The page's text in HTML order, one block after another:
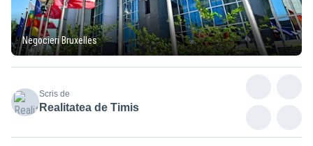
Negocieri Bruxelles
Scris de
Realitatea de Timis